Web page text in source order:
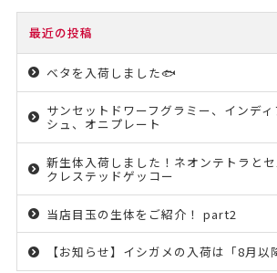
最近の投稿
ベタを入荷しました🐟
サンセットドワーフグラミー、インデ
シュ、オニプレート
新生体入荷しました！ネオンテトラとセ
クレステッドゲッコー
当店目玉の生体をご紹介！ part2
【お知らせ】イシガメの入荷は「8月以